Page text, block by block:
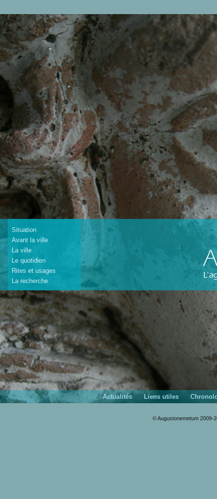
Situation
Avant la ville
La ville
Le quotidien
Rites et usages
La recherche
Actualités Liens utiles
© Augustonemetum 2009-